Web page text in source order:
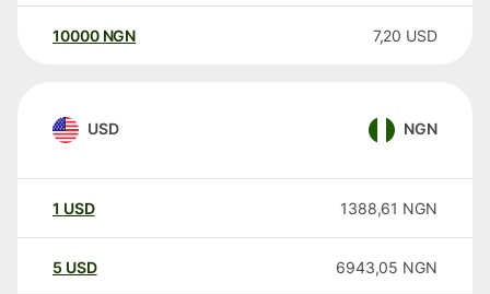
10000 NGN 7,20 USD
USD NGN
1 USD 1388,61 NGN
5 USD 6943,05 NGN